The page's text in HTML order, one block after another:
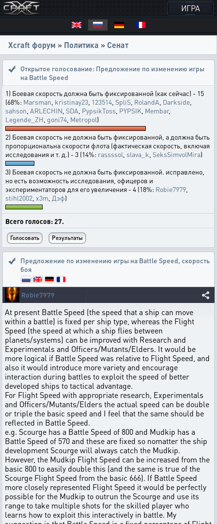
ИГРА
Xcraft форум » Политика » Сенат
Открытое голосование: Предложение по изменению игры
на Battle Speed
1) Боевая скорость должна быть фиксированной (как сейчас) - 15
(68%: Marsman kristinay23 123514 SpliS RolandA Darkside
sahson ARLECHIN SDA PypsikToss PYPSIK Membar,
Legende_ZH goni74 Metropol)
2) Боевая скорость не должна быть фиксированной, а должна быть
пропорциональна скорости флота (фактическая скорость, включая
исследования и т. д.) - 3 (14%: rassssol slava_k SeksSimvolMira)
3) Боевая скорость не должна быть фиксированной. исправлено,
но есть возможность исследования, офицеров и
экспериментаторов для его увеличения - 4 (18%: Robie7979
stihl2002 x3m Дэф)
Всего голосов: 27.
Предложение по изменению игры на Battle Speed, скорость
боя
Robie7979
At present Battle Speed (the speed that a ship can move
within a battle) is fixed per ship type, whereas the Flight
Speed (the speed at which a ship flies between
planets/systems) can be improved with Research and
Experimentals and Officers/Mutants/Elders. It would be
more logical if Battle Speed was relative to Flight Speed, and
also it would introduce more variety and encourage
interaction during battles to exploit the speed of better
developed ships to tactical advantage.
For Flight Speed with appropriate research, Experimentals
and Officers/Mutants/Elders the actual speed can be double
or triple the basic speed and I feel that the same should be
reflected in Battle Speed.
e.g. Scourge has a Battle Speed of 800 and Mudkip has a
Battle Speed of 570 and these are fixed so nomatter the ship
development Scourge will always catch the Mudkip.
However, the Mudkip Flight Speed can be increased from the
basic 800 to easily double this (and the same is true of the
Scourge Flight Speed from the basic 666). If Battle Speed
more closely represented Flight Speed it would be perfectly
possible for the Mudkip to outrun the Scourge and use its
range to take multiple shots for the skilled player who
learns how to exploit this interactively in battle. My